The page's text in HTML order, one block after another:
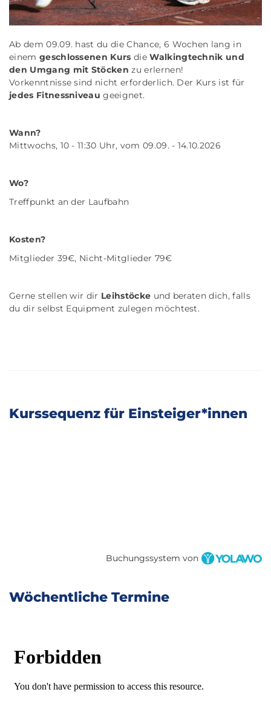
Ab dem 09.09. hast du die Chance, 6 Wochen lang in
einem geschlossenen Kurs dieWalkingtechnik und
den Umgang mit Stöcken zu erlernen!
Vorkenntnisse sind nicht erforderlich. Der Kurs ist für
jedes Fitnessniveau geeignet.
Wann?
Mittwochs, 10 - 11:30 Uhr, vom 09.09. - 14.10.2026
Wo?
Treffpunkt an der Laufbahn
Kosten?
Mitglieder 39€, Nicht-Mitglieder 79€
Gerne stellen wir dir Leihstöcke und beraten dich, falls
du dir selbst Equipment zulegen möchtest.
Kurssequenz für Einsteiger*innen
Buchungssystem von
Wöchentliche Termine